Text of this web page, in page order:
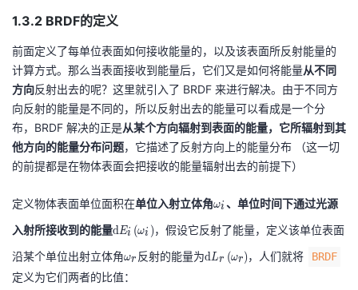
1.3.2 BRDF的定义
前面定义了每单位表面如何接收能量的，以及该表面所反射能量的
计算方式。那么当表面接收到能量后，它们又是如何将能量从不同
方向反射出去的呢？这里就引入了 BRDF 来进行解决。由于不同方
向反射的能量是不同的，所以反射出去的能量可以看成是一个分
布，BRDF 解决的正是从某个方向辐射到表面的能量，它所辐射到其
他方向的能量分布问题，它描述了反射方向上的能量分布 （这一切
的前提都是在物体表面会把接收的能量辐射出去的前提下）
定义物体表面单位面积在单位入射立体角
m
e
ωi 、单位时间下通过光源
入射所接收到的能量 \
at
h
dEi (ωi )，假设它反射了能量，定义该单位表面
沿某个单位出射立体角ωr 反射的能量为 \
dLr (ωr)，人们就将 BRDF
定义为它们两者的比值：